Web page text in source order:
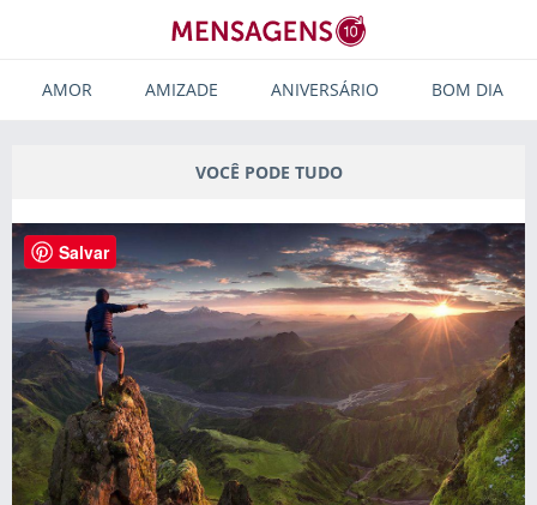
AMOR AMIZADE ANIVERSÁRIO BOM DIA
VOCÊ PODE TUDO
Salvar